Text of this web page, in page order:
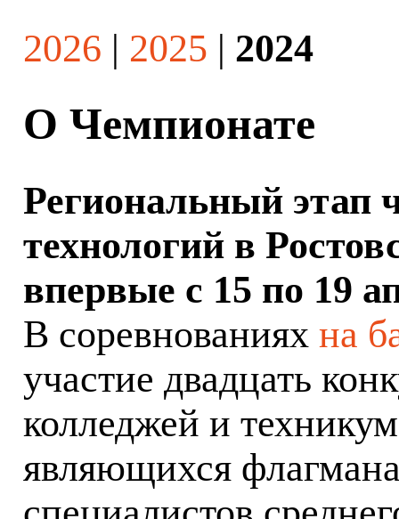
2026 | 2025 | 2024
О Чемпионате
Региональный этап
технологий в
впервые с 15 по 19
В соревнованиях на
участие двадцать
колледжей и
являющихся